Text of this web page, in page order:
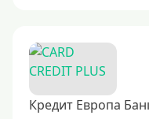
25000 руб
30000 руб
40000 руб
Кредит Европа